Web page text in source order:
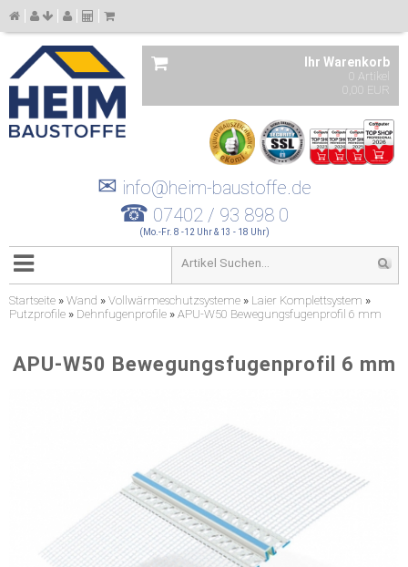
Ihr Warenkorb
0 Artikel
0,00 EUR
✉ info@heim-baustoffe.de
☎ 07402 / 93 898 0
(Mo.-Fr. 8 -12 Uhr & 13 - 18 Uhr)
Startseite » Wand » Vollwärmeschutzsysteme » Laier Komplettsystem »
Putzprofile » Dehnfugenprofile » APU-W50 Bewegungsfugenprofil 6 mm
APU-W50 Bewegungsfugenprofil 6 mm